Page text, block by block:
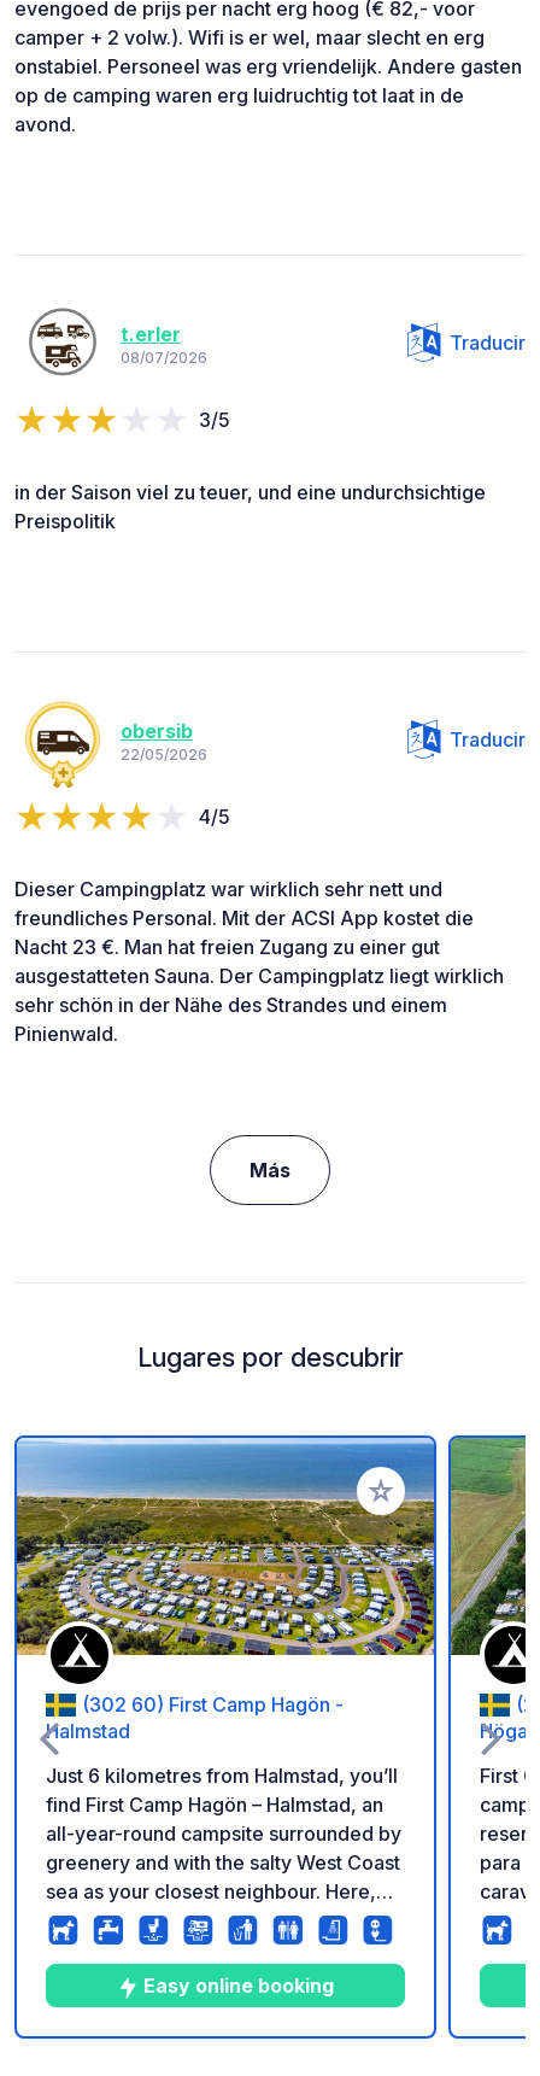
evengoed de prijs per nacht erg hoog (€ 82,- voor
camper + 2 volw.). Wifi is er wel, maar slecht en erg
onstabiel. Personeel was erg vriendelijk. Andere gasten
op de camping waren erg luidruchtig tot laat in de
avond.
t.erler
08/07/2026
Traducir
3/5
in der Saison viel zu teuer, und eine undurchsichtige
Preispolitik
obersib
22/05/2026
Traducir
4/5
Dieser Campingplatz war wirklich sehr nett und
freundliches Personal. Mit der ACSI App kostet die
Nacht 23 €. Man hat freien Zugang zu einer gut
ausgestatteten Sauna. Der Campingplatz liegt wirklich
sehr schön in der Nähe des Strandes und einem
Pinienwald.
Más
Lugares por descubrir
Añadir a tus
(302 60) First Camp Hagön -
Halmstad
Just 6 kilometres from Halmstad, you’ll
find First Camp Hagön – Halmstad, an
all-year-round campsite surrounded by
greenery and with the salty West Coast
sea as your closest neighbour. Here,
you stay comfortably and beautifully,
wonderfully close to the beach, the
ocean, and the city’s range of
shopping, restaurants and
entertainment. At our campsite, the
Easy online booking
First
para
que
y cocina. Ubicado